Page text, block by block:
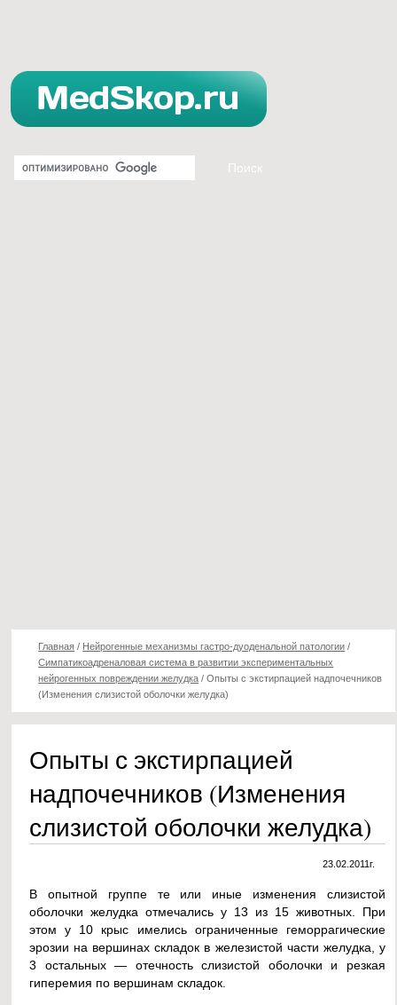
Главная / Нейрогенные механизмы гастро-дуоденальной патологии /
Симпатикоадреналовая система в развитии экспериментальных
нейрогенных повреждении желудка /Опыты с экстирпацией надпочечников
(Изменения слизистой оболочки желудка)
Опыты с экстирпацией
надпочечников (Изменения
слизистой оболочки желудка)
23.02.2011г.
В опытной группе те или иные изменения слизистой
оболочки желудка отмечались у 13 из 15 животных. При
этом у 10 крыс имелись ограниченные геморрагические
эрозии на вершинах складок в железистой части желудка, у
3 остальных — отечность слизистой оболочки и резкая
гиперемия по вершинам складок.